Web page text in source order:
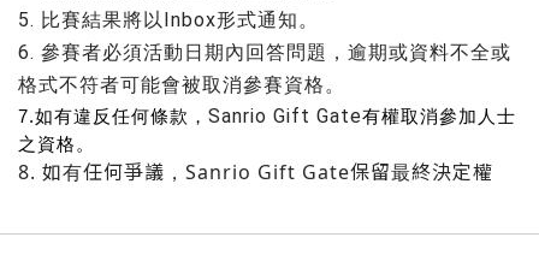
5. 比賽結果將以Inbox形式通知。
6. 參賽者必須活動日期內回答問題，逾期或資料不全或
格式不符者可能會被取消參賽資格。
7.如有違反任何條款， Sanrio Gift Gate有權取消參加人士
之資格。
8. 如有任何爭議，Sanrio Gift Gate保留最終決定權